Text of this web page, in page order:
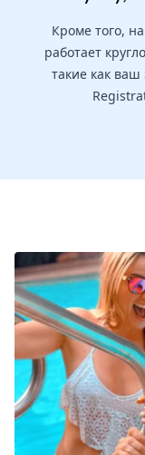
Кроме того,
работает
такие как ваш